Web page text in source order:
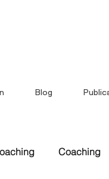
Blog
Coaching